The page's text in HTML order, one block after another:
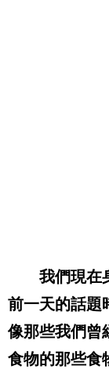
我們現在身
前一天的話題
像那些我們曾
食物的那些食